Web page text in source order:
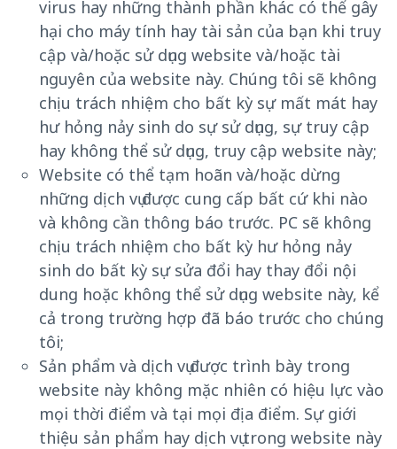
virus hay những thành phần khác có thể gây
hại cho máy tính hay tài sản của bạn khi truy
cập và/hoặc sử dụng website và/hoặc tài
nguyên của website này. Chúng tôi sẽ không
chịu trách nhiệm cho bất kỳ sự mất mát hay
hư hỏng nảy sinh do sự sử dụng, sự truy cập
hay không thể sử dụng, truy cập website này;
Website có thể tạm hoãn và/hoặc dừng
những dịch vụ được cung cấp bất cứ khi nào
và không cần thông báo trước. PC sẽ không
chịu trách nhiệm cho bất kỳ hư hỏng nảy
sinh do bất kỳ sự sửa đổi hay thay đổi nội
dung hoặc không thể sử dụng website này, kể
cả trong trường hợp đã báo trước cho chúng
tôi;
Sản phẩm và dịch vụ được trình bày trong
website này không mặc nhiên có hiệu lực vào
mọi thời điểm và tại mọi địa điểm. Sự giới
thiệu sản phẩm hay dịch vụ trong website này